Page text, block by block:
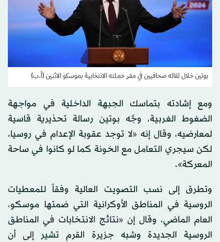
بوتين خلال لقائه صحافيين في مقر حملته الانتخابية بموسكو الاثنين (أ.ب)
ومع إشادته بتماسك الجبهة الداخلية في مواجهة
الضغوط الغربية، وجَّه بوتين رسالة تحذيرية قاسية
لمعارضيه، وقال إنه «لا توجد عقوبة الإعدام في روسيا،
لكن سيجري التعامل مع الخونة كما لو كانوا في ساحة
المعركة».
وتطرق إلى نسب التصويت العالية وفقاً للمعطيات
الروسية في المناطق الأوكرانية التي ضمتها موسكو،
العام الماضي، وقال إن «نتائج الانتخابات في المناطق
الروسية الجديدة وشبه جزيرة القرم تشير إلى أن